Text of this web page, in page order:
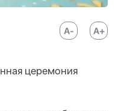
церемония